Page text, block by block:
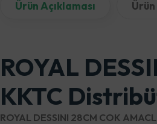
Ürün Açıklaması
ROYAL
KKTC
ROYAL DESSINI 28CM COK